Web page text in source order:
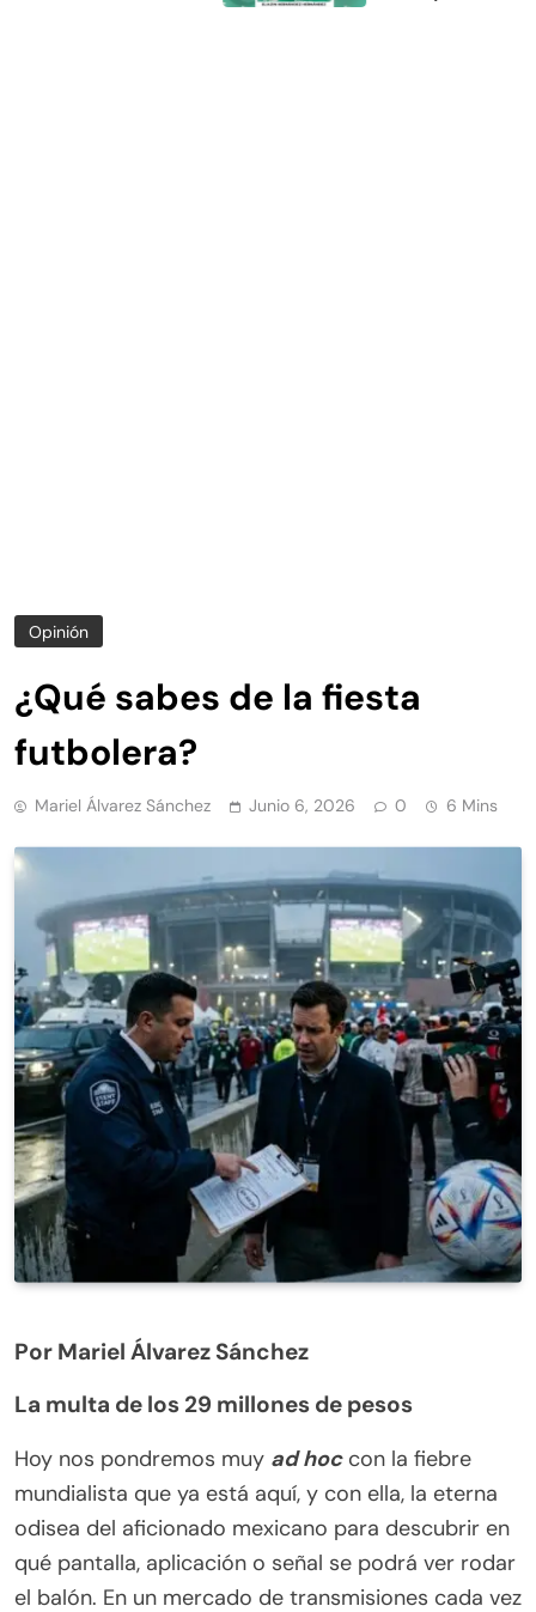
Opinión
¿Qué sabes de la fiesta
futbolera?
Mariel Álvarez Sánchez Junio 6, 2026 0 6 Mins
Por Mariel Álvarez Sánchez
La multa de los 29 millones de pesos
Hoy nos pondremos muy ad hoccon la fiebre
mundialista que ya está aquí, y con ella, la eterna
odisea del aficionado mexicano para descubrir en
qué pantalla, aplicación o señal se podrá ver rodar
el balón. En un mercado de transmisiones cada vez